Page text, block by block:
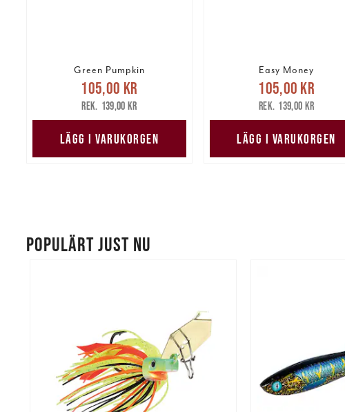
Green Pumpkin
Nuvarande pris
105,00 krTidigare pris
139,00 kr
105,00 kr
139,00 kr
LÄGG I VARUKORGEN
Easy Money
Nuvarande pris
105,00 krTidigare pris
139,00 kr
105,00 kr
139,00 kr
LÄGG I VARUKORGEN
POPULÄRT JUST NU